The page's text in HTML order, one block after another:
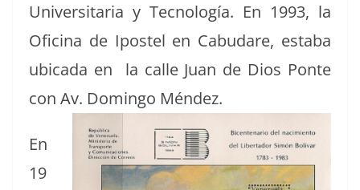
Uni­ver­si­taria y Tec­nología. En 1993, la
Ofic­i­na de Ipos­tel en Cabu­dare, esta­ba
ubi­ca­da en la calle Juan de Dios Ponte
con Av. Domin­go Méndez.
En
19